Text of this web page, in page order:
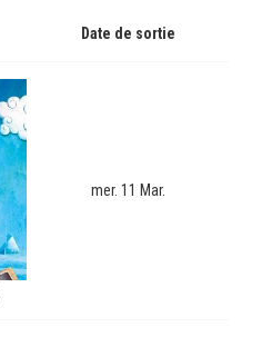
Date de sortie
mer. 11 Mar.